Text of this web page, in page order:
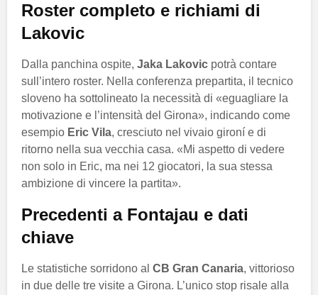
Roster completo e richiami di
Lakovic
Dalla panchina ospite, Jaka Lakovic potrà contare
sull’intero roster. Nella conferenza prepartita, il tecnico
sloveno ha sottolineato la necessità di «eguagliare la
motivazione e l’intensità del Girona», indicando come
esempio Eric Vila, cresciuto nel vivaio gironí e di
ritorno nella sua vecchia casa. «Mi aspetto di vedere
non solo in Eric, ma nei 12 giocatori, la sua stessa
ambizione di vincere la partita».
Precedenti a Fontajau e dati
chiave
Le statistiche sorridono al CB Gran Canaria, vittorioso
in due delle tre visite a Girona. L’unico stop risale alla